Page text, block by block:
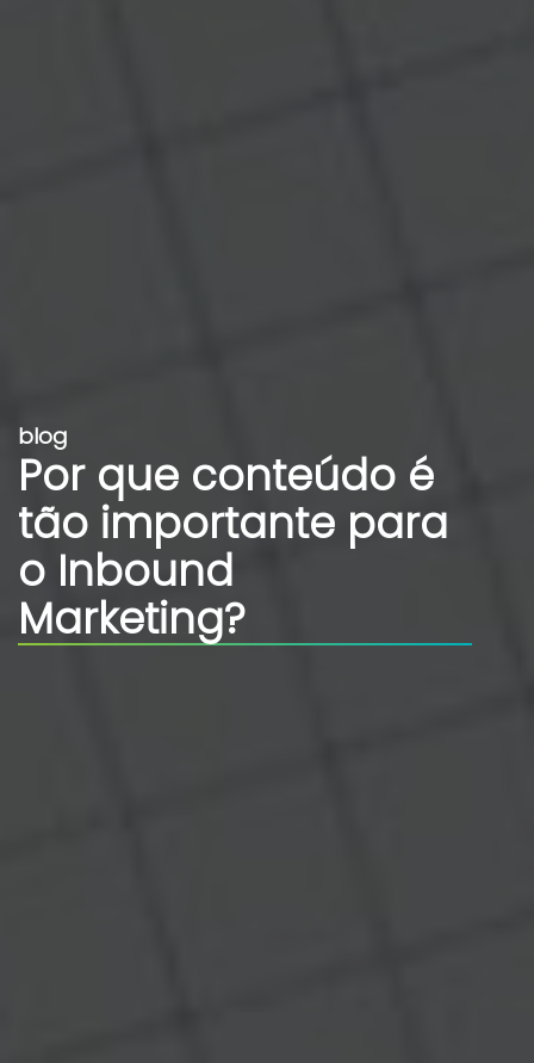
blog
Por que conteúdo é
tão importante para
o Inbound
Marketing?